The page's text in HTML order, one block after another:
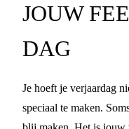
JOUW
DAG
Je hoeft je verjaardag
speciaal te maken.